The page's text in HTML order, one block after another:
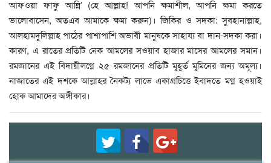
আফওয়া ফাফু আন্নি’ (হে আল্লাহ! আপনি ক্ষমাশীল, আপনি ক্ষমা করতে
ভালোবাসেন, অতএব আমাকে ক্ষমা করুন)। জিকির ও সদকা: সুবহানাল্লাহ,
আলহামদুলিল্লাহ পাঠের পাশাপাশি অভাবী মানুষকে সাহায্য বা দান-সদকা করা।
কারণ, এ রাতের প্রতিটি নেক আমলের সওয়াব হাজার মাসের আমলের সমান।
রমজানের এই বিদায়ীলগ্নে ২৫ রমজানের প্রতিটি মুহূর্ত মুমিনের জন্য অমূল্য।
নাজাতের এই দশকে আল্লাহর নৈকট্য লাভে একাগ্রচিত্তে ইবাদতে মগ্ন হওয়াই
হোক আমাদের অঙ্গীকার।